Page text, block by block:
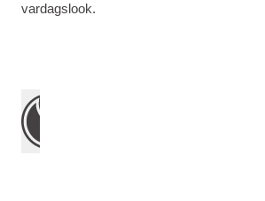
vardagslook.